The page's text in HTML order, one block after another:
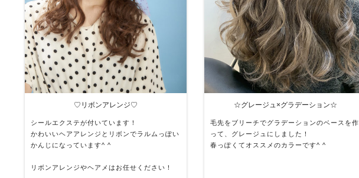
♡リボンアレンジ♡
シールエクステが付いています！
かわいいヘアアレンジとリボンでラルムっぽい
かんじになっています^ ^
リボンアレンジやヘアメはお任せください！
☆グレージュ×グラデーション☆
毛先をブリーチでグラデーションのベースを作
って、グレージュにしました！
春っぽくてオススメのカラーです^ ^